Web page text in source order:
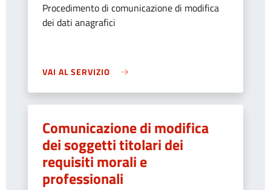
Procedimento di comunicazione di modifica
dei dati anagrafici
VAI AL SERVIZIO
Comunicazione di modifica
dei soggetti titolari dei
requisiti morali e
professionali